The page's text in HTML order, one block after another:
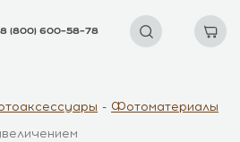
8 (800) 600–58–78
Фотоматериалы